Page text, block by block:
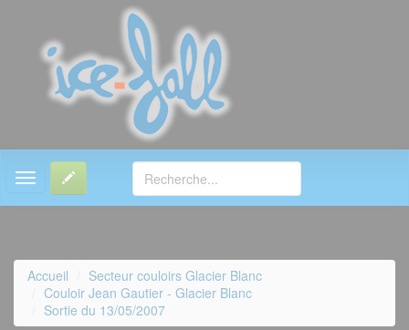
MENU
Accueil
Secteur couloirs Glacier Blanc
Couloir Jean Gautier - Glacier Blanc
Sortie du 13/05/2007